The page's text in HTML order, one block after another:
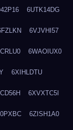
6UTK14DG
6VJVHI57
6WAOIUX0
6XIHLDTU
6XVXTC5I
6ZISH1A0